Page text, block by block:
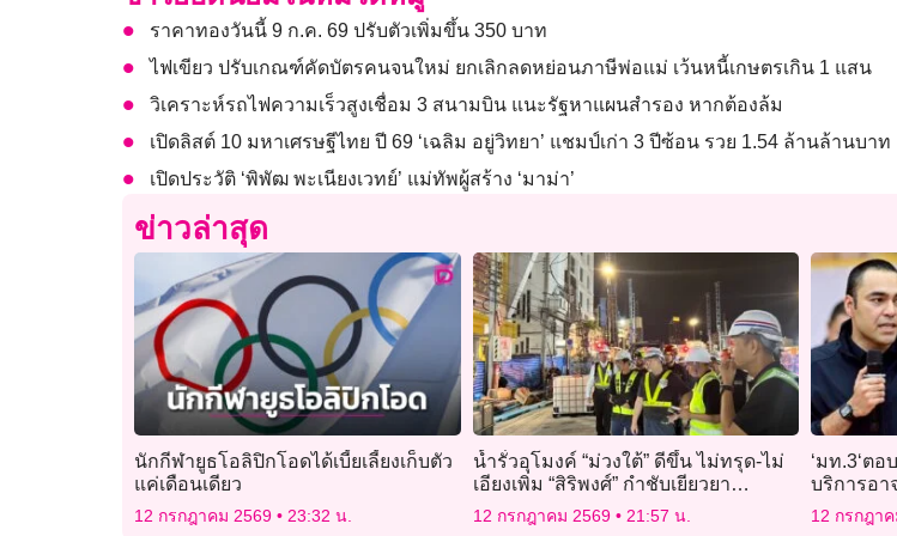
ราคาทองวันนี้ 9 ก.ค. 69 ปรับตัวเพิ่มขึ้น 350 บาท
ไฟเขียว ปรับเกณฑ์คัดบัตรคนจนใหม่ ยกเลิกลดหย่อนภาษีพ่อแม่ เว้นหนี้เกษตรเกิน 1 แสน
วิเคราะห์รถไฟความเร็วสูงเชื่อม 3 สนามบิน แนะรัฐหาแผนสำรอง หากต้องล้ม
เปิดลิสต์ 10 มหาเศรษฐีไทย ปี 69 ‘เฉลิม อยู่วิทยา’ แชมป์เก่า 3 ปีซ้อน รวย 1.54 ล้านล้านบาท
เปิดประวัติ ‘พิพัฒ พะเนียงเวทย์’ แม่ทัพผู้สร้าง ‘มาม่า’
ข่าวล่าสุด
นักกีฬายูธโอลิปิกโอดได้เบี้ยเลี้ยงเก็บตัว
แค่เดือนเดียว
12 กรกฎาคม 2569 23:32 น.
น้ำรั่วอุโมงค์ “ม่วงใต้” ดีขึ้น ไม่ทรุด-ไม่
เอียงเพิ่ม “สิริพงศ์” กำชับเยียวยา
ประชาชนให้ครบ
12 กรกฎาคม 2569 21:57 น.
‘มท.3‘ตอ
บริการอา
บังคับใช้
12 กรกฎา